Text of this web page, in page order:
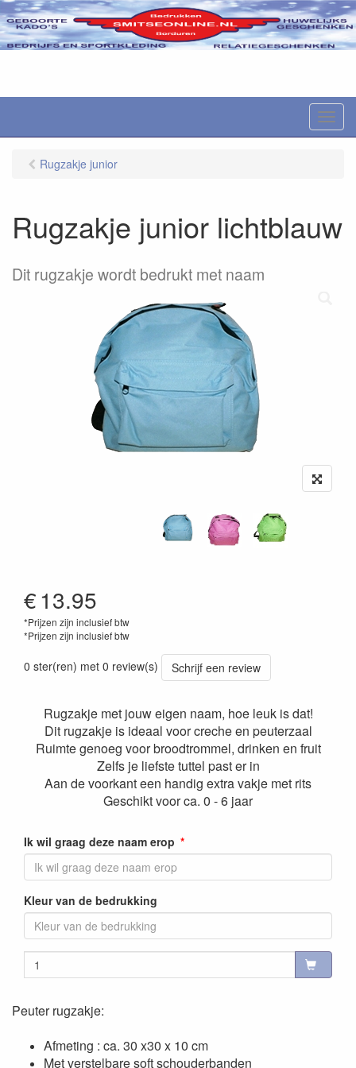
M
e
Rugzakje junior
Rugzakje junior lichtblauw
Dit rugzakje wordt bedrukt met naam
€13.95
*Prijzen zijn inclusief btw
*Prijzen zijn inclusief btw
0 ster(ren) met 0 review(s) Schrijf een review
Rugzakje met jouw eigen naam, hoe leuk is dat!
Dit rugzakje is ideaal voor creche en peuterzaal
Ruimte genoeg voor broodtrommel, drinken en fruit
Zelfs je liefste tuttel past er in
Aan de voorkant een handig extra vakje met rits
Geschikt voor ca. 0 - 6 jaar
Ik wil graag deze naam erop
Kleur van de bedrukking
Peuter rugzakje:
Afmeting : ca. 30 x30 x 10 cm
Met verstelbare soft schouderbanden